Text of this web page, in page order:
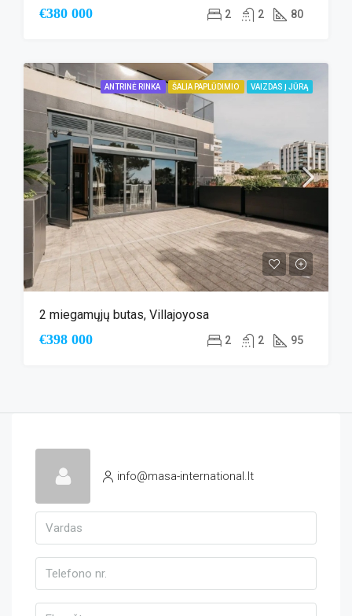
€380 000 2 2 80
ANTRINĖ RINKA ŠALIA PAPLŪDIMIO VAIZDAS Į JŪRĄ
2 miegamųjų butas, Villajoyosa
€398 000 2 2 95
info@masa-international.lt